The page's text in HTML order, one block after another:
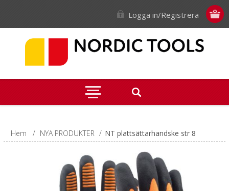
Logga in/Registrera
Hem / NYA PRODUKTER / NT plattsättarhandske str 8